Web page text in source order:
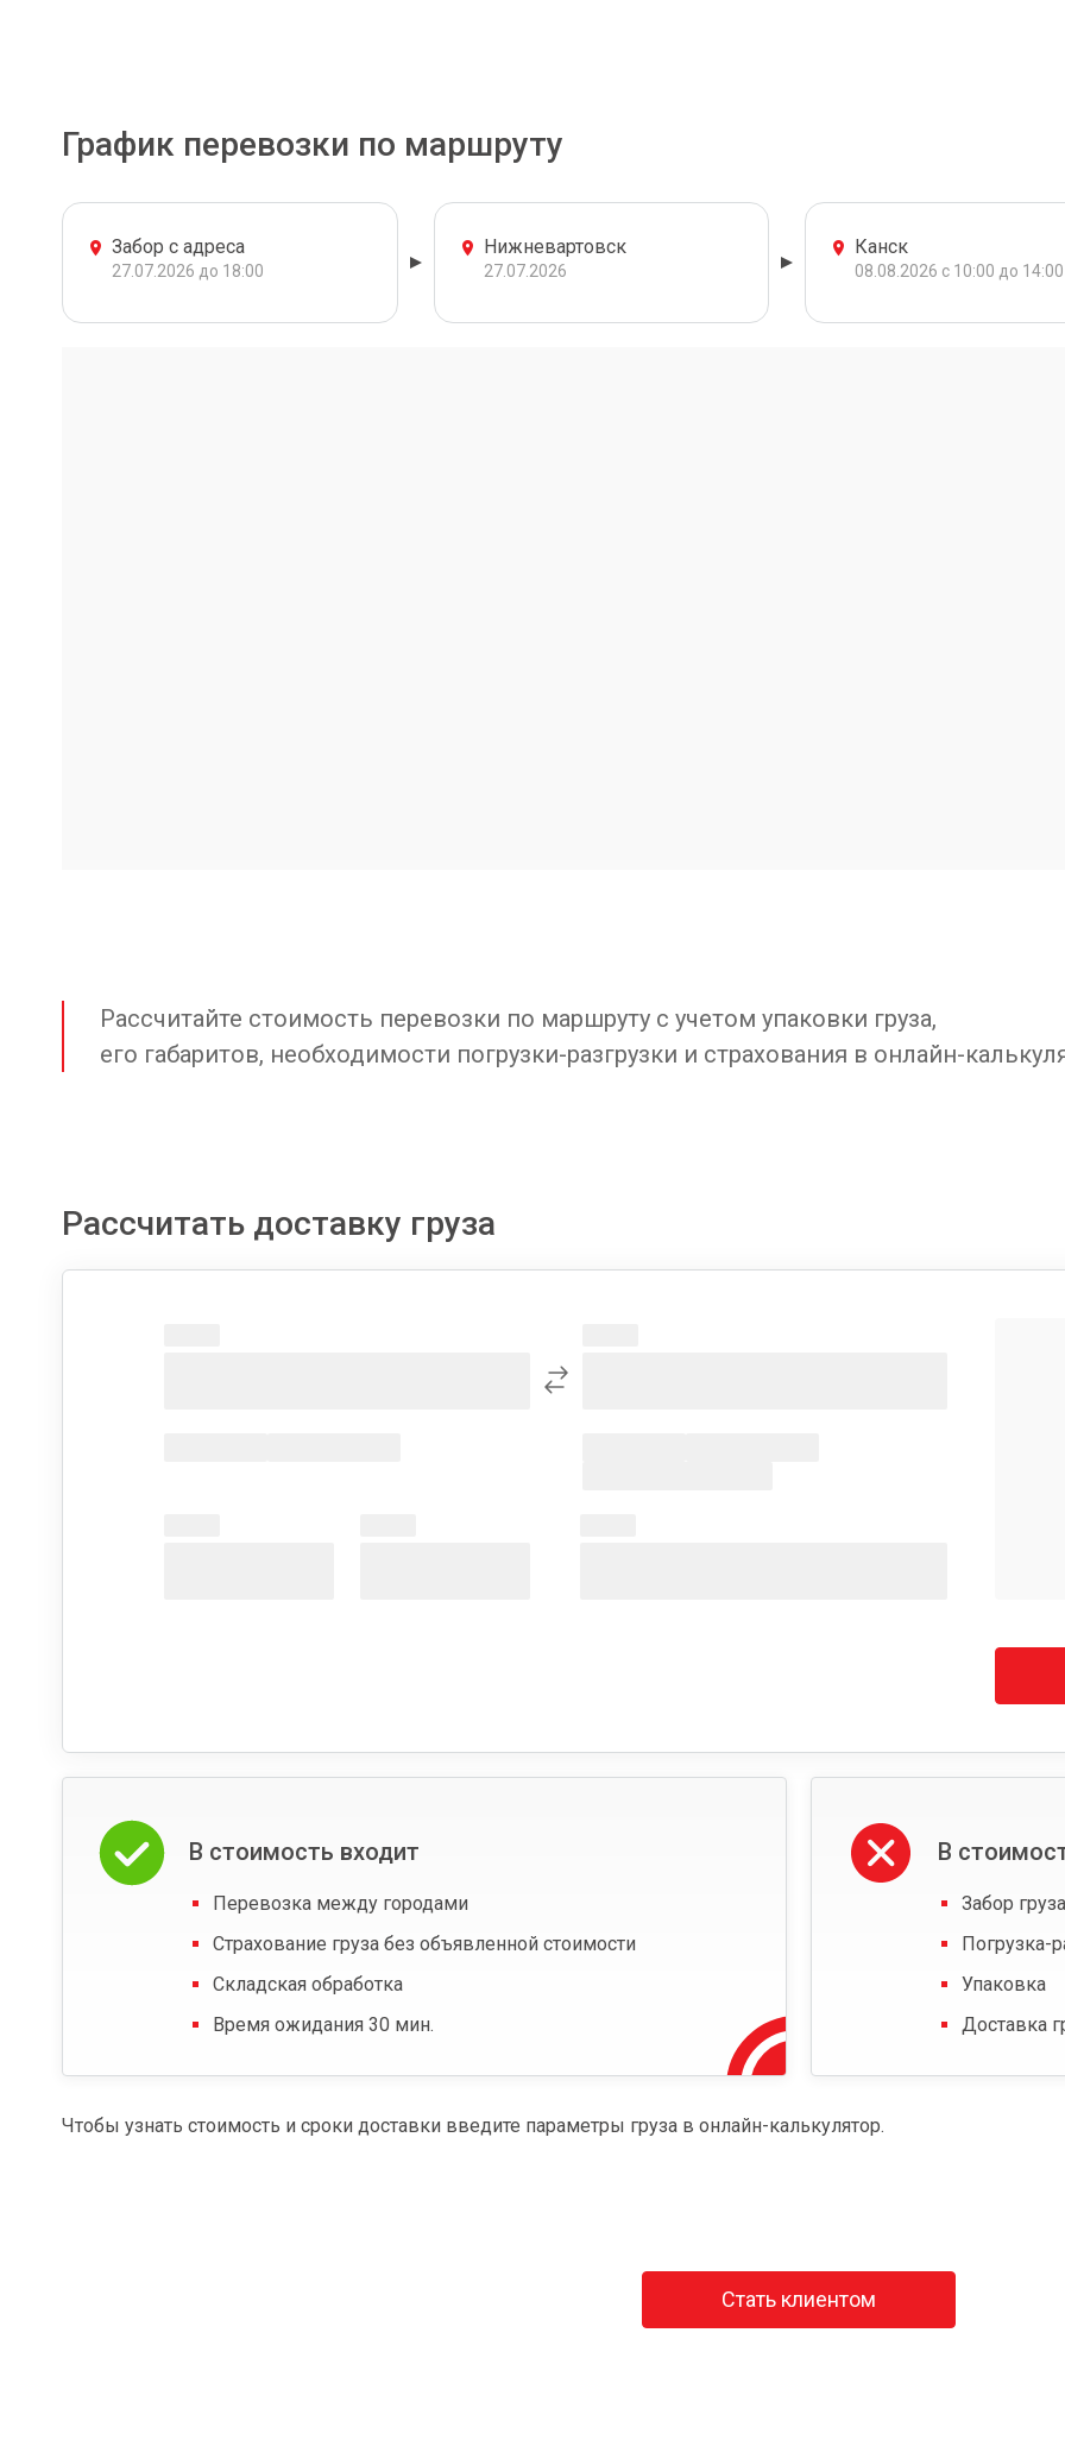
График перевозки по маршруту
Забор с адреса
27.07.2026 до 18:00
Нижневартовск
27.07.2026
Канск
08.08.2026 с 10:00 до 14:00
Рассчитайте стоимость перевозки по маршруту с учетом упаковки груза,
его габаритов, необходимости погрузки-разгрузки и страхования в онлайн-
Рассчитать доставку груза
В стоимость входит
Перевозка между городами
Страхование груза без объявленной стоимости
Складская обработка
Время ожидания 30 мин.
В
Забор
Погрузка-
Упаковка
Доставка
Чтобы узнать стоимость и сроки доставки введите параметры груза в онлайн-калькулятор.
Стать клиентом